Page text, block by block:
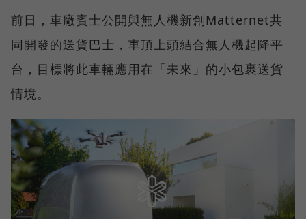
前日，車廠賓士公開與無人機新創Matternet共
同開發的送貨巴士，車頂上頭結合無人機起降平
台，目標將此車輛應用在「未來」的小包裹送貨
情境。